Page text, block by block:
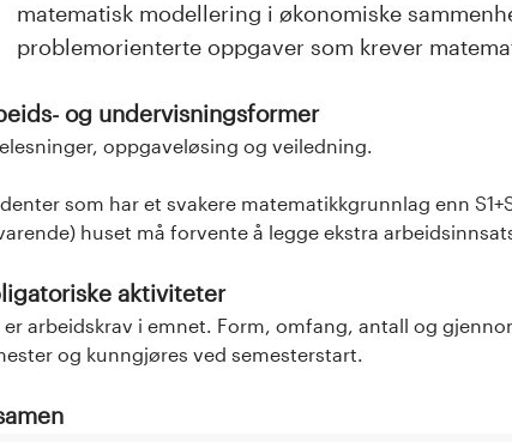
matematisk modellering i økonomiske
problemorienterte oppgaver som krever
og undervisningsformer
oppgaveløsing og veiledning.
som har et svakere matematikkgrunnlag enn
huset må forvente å legge ekstra
aktiviteter
er arbeidskrav i emnet. Form, omfang, antall og
og kunngjøres ved semesterstart.